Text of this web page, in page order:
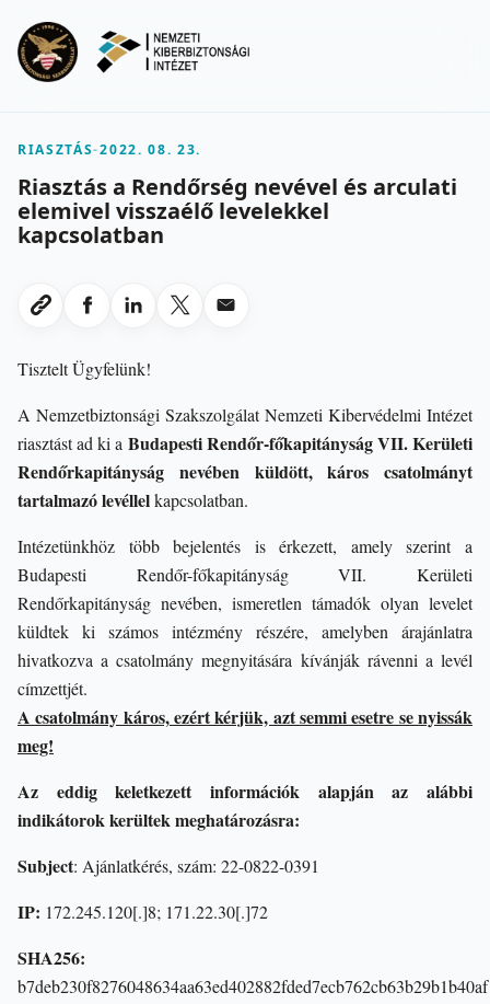
RIASZTÁS-2022. 08. 23.
Riasztás a Rendőrség nevével és arculati
elemivel visszaélő levelekkel
kapcsolatban
Link masolasa
Megosztas Facebookon
Megosztas LinkedInen
Megosztas X-en
Megosztas emailben
Tisztelt Ügyfelünk!
A Nemzetbiztonsági Szakszolgálat Nemzeti Kibervédelmi Intézet
riasztást ad ki a Budapesti Rendőr-főkapitányság VII. Kerületi
Rendőrkapitányság nevében küldött, káros csatolmányt
tartalmazó levéllelkapcsolatban.
Intézetünkhöz több bejelentés is érkezett, amely szerint a
Budapesti Rendőr-főkapitányság VII. Kerületi
Rendőrkapitányság nevében, ismeretlen támadók olyan levelet
küldtek ki számos intézmény részére, amelyben árajánlatra
hivatkozva a csatolmány megnyitására kívánják rávenni a levél
címzettjét.
A csatolmány káros, ezért kérjük, azt semmi esetre se nyissák
meg!
Az eddig keletkezett információk alapján az alábbi
indikátorok kerültek meghatározásra:
Subject: Ajánlatkérés, szám: 22-0822-0391
IP: 172.245.120[.]8; 171.22.30[.]72
SHA256: